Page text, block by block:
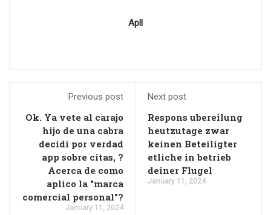
Apll
Previous post
Ok. Ya vete al carajo
hijo de una cabra
decidi por verdad
app sobre citas, ?
Acerca de como
aplico la "marca
comercial personal"?
January 11, 2024
Next post
Respons ubereilung
heutzutage zwar
keinen Beteiligter
etliche in betrieb
deiner Flugel
January 11, 2024